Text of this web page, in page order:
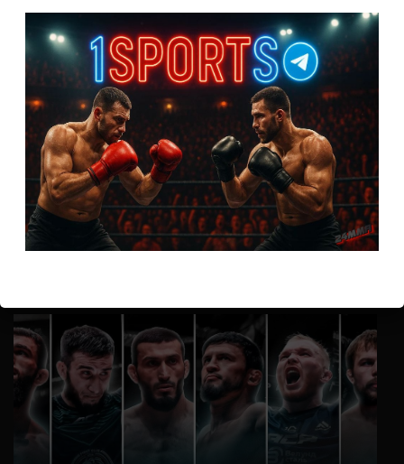
А как смотреть с ноутбука?
Анонимно Расписание боев UFC
Кусок говна ты, существом даже нельзя ,такое как ты назвать!
АнонимнокКонор МакГрегор
УЧ
АнонимнокРэнди Браун — Николас Далби
не запускается ни один бой, реклама есть, а когда
заканчивается начинается загрузка видео длиною в жизнь.
Исправьте пожалуйста